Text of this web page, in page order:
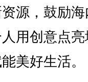
源，鼓励
用创意点
美好生活。